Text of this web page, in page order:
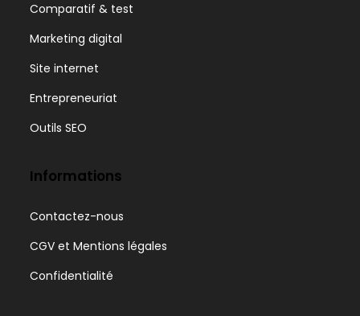
Comparatif & test
Marketing digital
Site internet
Entrepreneuriat
Outils SEO
Informations
Contactez-nous
CGV et Mentions légales
Confidentialité